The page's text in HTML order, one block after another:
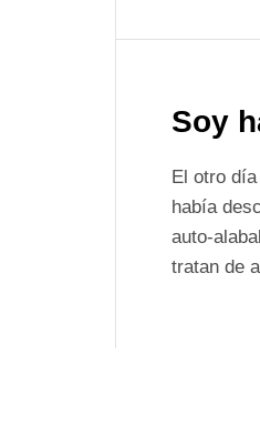
Soy
El otro
había
auto-
tratan de